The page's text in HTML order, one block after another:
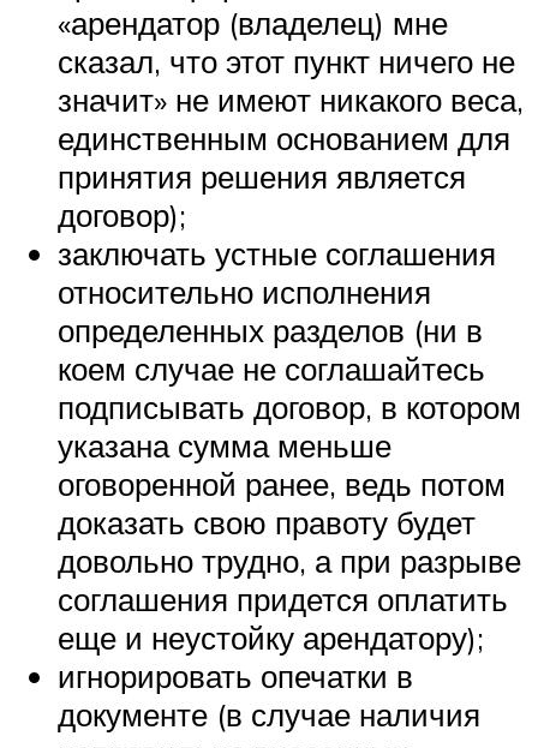
«арендатор (владелец) мне
сказал, что этот пункт ничего не
значит» не имеют никакого веса,
единственным основанием для
принятия решения является
договор);
заключать устные соглашения
относительно исполнения
определенных разделов (ни в
коем случае не соглашайтесь
подписывать договор, в котором
указана сумма меньше
оговоренной ранее, ведь потом
доказать свою правоту будет
довольно трудно, а при разрыве
соглашения придется оплатить
еще и неустойку арендатору);
игнорировать опечатки в
документе (в случае наличия